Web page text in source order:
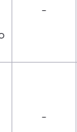
-
-